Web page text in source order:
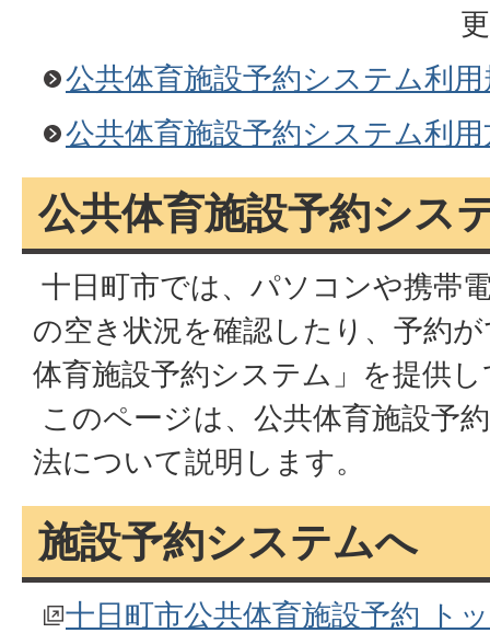
公共体育施設予約システム利
公共体育施設予約システム利
公共体育施設予約シス
十日町市では、パソコンや携帯
の空き状況を確認したり、予約
体育施設予約システム」を提供
このページは、公共体育施設予
法について説明します。
施設予約システムへ
十日町市公共体育施設予約 ト